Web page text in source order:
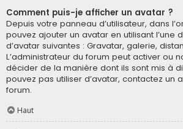
Comment puis-je afficher un avatar ?
Depuis votre panneau d’utilisateur, dans
pouvez ajouter un avatar en utilisant l’une
d’avatar suivantes : Gravatar, galerie,
L’administrateur du forum peut activer ou
décider de la manière dont ils sont mis à
pouvez pas utiliser d’avatar, contactez un
forum.
Haut